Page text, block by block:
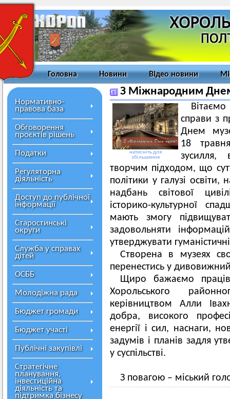
Головна Новини Відео новини
Нормативно-
правова база
Обговорення
проєктів рішень
Податки
Регуляторна
діяльність
Доступ до публічної
інформації
Старостинські
округи
Служба у справах
дітей
ОСББ
Молодіжна рада
Бюджет громади
Бюджет участі
Публічні закупівлі
Стратегічне
планування,
інвестиційна
діяльність та
підтримка бізнесу
З Міжнародним
натисніть для
збільшення
Вітаємо
справи з
Днем
18
зусилля,
творчим підходом, що
політики у галузі освіти,
надбань світової
історико-культурної
мають змогу
задовольняти
утверджувати
Створена в музеях
перенестись у дивовижний
Щиро бажаємо
Хорольського
керівництвом Алли
добра, високого
енергії і сил, наснаги,
задумів і планів задля
у суспільстві.
З повагою – міський